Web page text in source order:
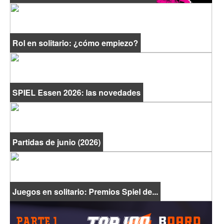
Rol en solitario: ¿cómo empiezo?
SPIEL Essen 2026: las novedades
Partidas de junio (2026)
Juegos en solitario: Premios Spiel de...